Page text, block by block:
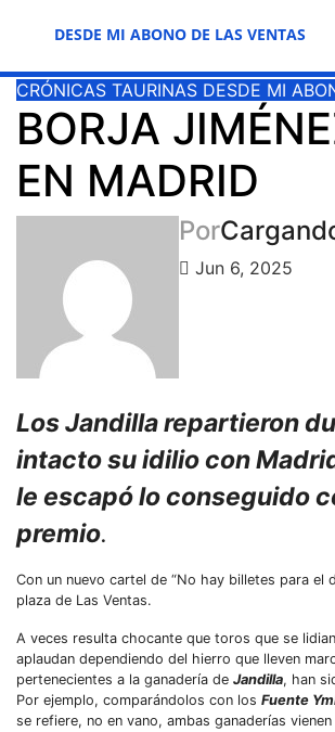
DESDE MI ABONO DE LAS VENTAS
CRÓNICAS TAURINAS DESDE MI
BORJA
EN MADRID
Por
Jun 6, 2025
Los Jandilla repartieron
intacto su idilio con
le escapó lo conseguido
premio.
Con un nuevo cartel de “No hay billetes para
plaza de Las Ventas.
A veces resulta chocante que toros que se
aplaudan dependiendo del hierro que lleven
pertenecientes a la ganadería de Jandilla, han
Por ejemplo, comparándolos con los Fuente
se refiere, no en vano, ambas ganaderías